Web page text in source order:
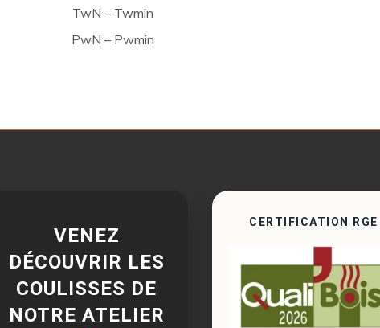
TwN – Twmin
PwN – Pwmin
VENEZ
DÉCOUVRIR LES
COULISSES DE
NOTRE ATELIER
CERTIFICATION RGE